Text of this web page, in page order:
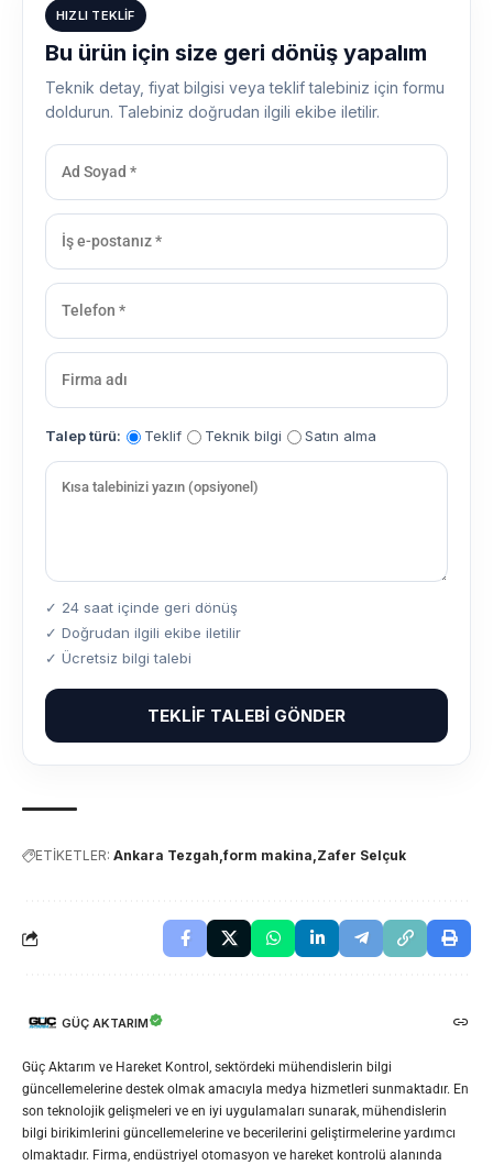
HIZLI TEKLIF
Bu ürün için size geri dönüş yapalım
Teknik detay, fiyat bilgisi veya teklif talebiniz için formu
doldurun. Talebiniz doğrudan ilgili ekibe iletilir.
Talep türü: Teklif Teknik bilgi Satın alma
✓ 24 saat içinde geri dönüş
✓ Doğrudan ilgili ekibe iletilir
✓ Ücretsiz bilgi talebi
TEKLIF TALEBI GÖNDER
ETİKETLER: Ankara Tezgah form makina Zafer Selçuk
GÜÇ AKTARIM
Güç Aktarım ve Hareket Kontrol, sektördeki mühendislerin bilgi
güncellemelerine destek olmak amacıyla medya hizmetleri sunmaktadır. En
son teknolojik gelişmeleri ve en iyi uygulamaları sunarak, mühendislerin
bilgi birikimlerini güncellemelerine ve becerilerini geliştirmelerine yardımcı
olmaktadır. Firma, endüstriyel otomasyon ve hareket kontrolü alanında